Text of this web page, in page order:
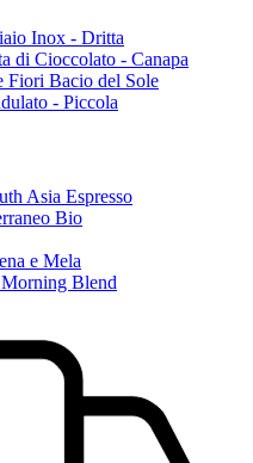
Inox - Dritta
di Cioccolato - Canapa
Fiori Bacio del Sole
- Piccola
Asia Espresso
Bio
e Mela
Blend